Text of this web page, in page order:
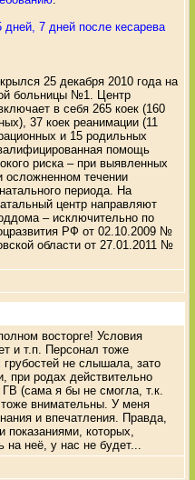
дней, 7 дней после кесарева
25 декабря 2010 года на
больницы №1. Центр
в себя 265 коек (160
37 коек реанимации (11
и 15 родильных
помощь
риска – при выявленных
осложненном течении
периода. На
центр направляют
– исключительно по
РФ от 02.10.2009 №
области от 27.01.2011 №
восторге! Условия
и т.п. Персонал тоже
не слышала, зато
при родах действительно
(сама я бы не смогла, т.к.
внимательны. У меня
и впечатления. Правда,
которых,
неё, у нас не будет...